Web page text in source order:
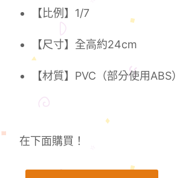
【比例】1/7
【尺寸】全高約24cm
【材質】PVC（部分使用ABS）
在下面購買！